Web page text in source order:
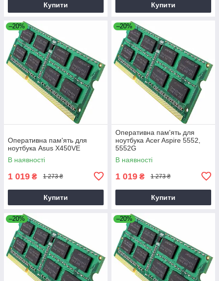
Купити Купити
–20%
Оперативна пам'ять для
ноутбука Asus X450VE
В наявності
1 019 ₴ 1 273 ₴
Купити
–20%
Оперативна пам'ять для
ноутбука Acer Aspire 5552,
5552G
В наявності
1 019 ₴ 1 273 ₴
Купити
–20% –20%